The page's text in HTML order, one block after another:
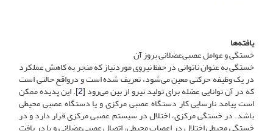
یافته‌ها
خستگی و عوامل عصبی‌عضلانی بروز آن
خستگی به عنوان ناتوانی در حفظ نیروی مورد‌نیاز که منجر به کاهش عملکرد
در یک وظیفه حرکتی معین می‌شود، تعریف شده است و درواقع حالتی است
که در آن توانایی عضله برای تولید نیرو از بین می‌رود [2]. این پدیده ممکن
است پیامد نارسایی کار دستگاه عصبی مرکزی و یا دستگاه عصبی محیطی
باشد. در خستگی مرکزی، اختلال در سیستم عصبی مرکزی قرار دارد و در